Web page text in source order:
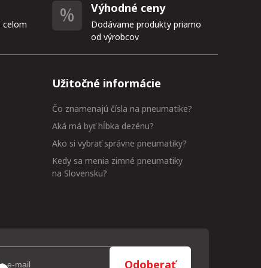
celom
Výhodné ceny
Dodávame produkty priamo
od výrobcov
Užitočné informácie
Čo znamenajú čísla na pneumatike?
Aká má byť hĺbka dezénu?
Ako si vybrať správne pneumatiky?
Kedy sa menia zimné pneumatiky
na Slovensku?
Odoberať